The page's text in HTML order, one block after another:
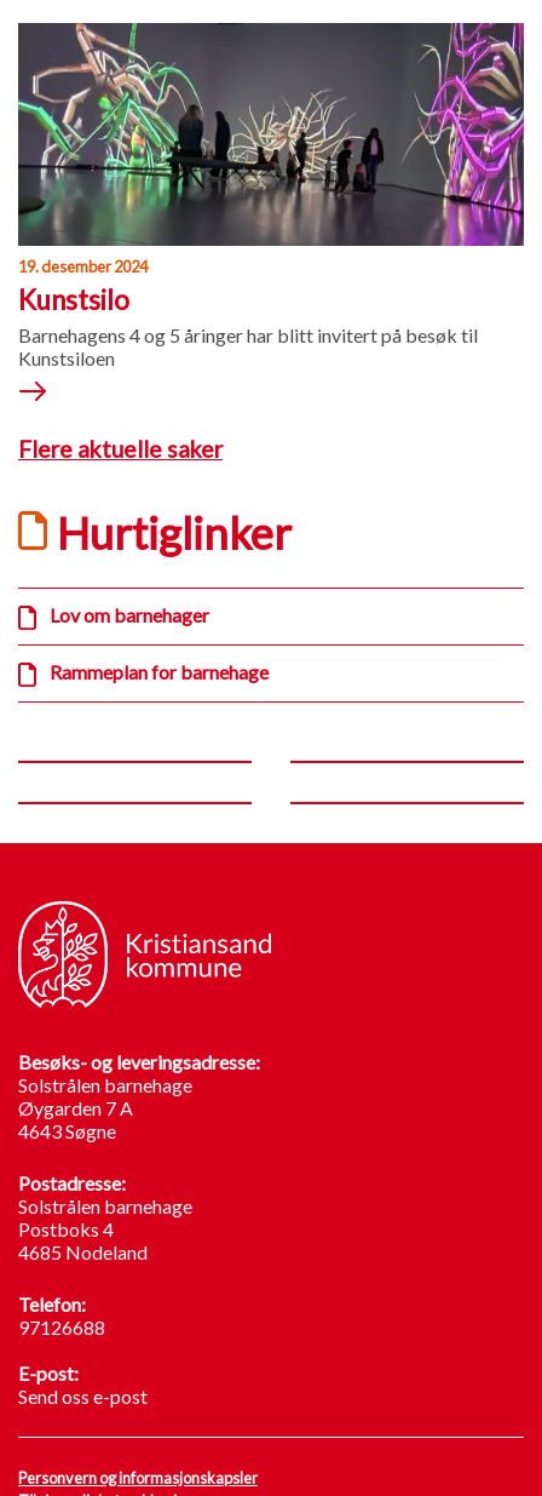
19. desember 2024
Kunstsilo
Barnehagens 4 og 5 åringer har blitt invitert på besøk til
Kunstsiloen
Flere aktuelle saker
Hurtiglinker
Lov om barnehager
Rammeplan for barnehage
Besøks- og leveringsadresse:
Solstrålen barnehage
Øygarden 7 A
4643 Søgne
Postadresse:
Solstrålen barnehage
Postboks 4
4685 Nodeland
Telefon:
97126688
E-post:
Send oss e-post
Personvern og informasjonskapsler